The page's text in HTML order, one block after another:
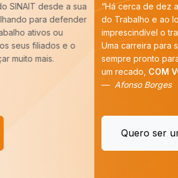
entrei para a carreira de Auditoria-Fiscal
desse período constatei que é
do SINAIT para a nossa categoria.
forte precisa de um Sindicato forte,
pelos nossos interesses. E tenho
FILIADO, SEREMOS MAIS!”
SINAIT